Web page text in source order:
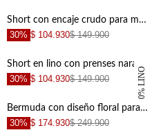
+
+
+
Short con encaje crudo para mujer
30% $ 104.930$ 149.900
100% LINO
Short en lino con prenses naranja para mujer
30% $ 104.930$ 149.900
Bermuda con diseño floral para mujer
30% $ 174.930$ 249.900